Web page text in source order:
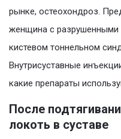
рынке, остеохондроз.
женщина с разрушенными
кистевом тоннельном
Внутрисуставные
какие препараты
После
локоть в суставе